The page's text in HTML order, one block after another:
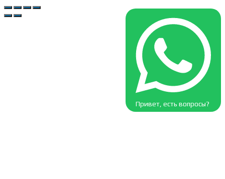
Привет, есть вопросы?